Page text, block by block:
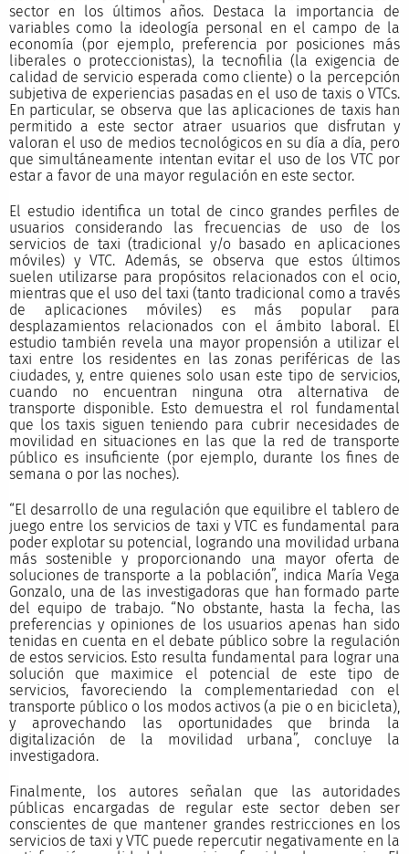
sector en los últimos años. Destaca la importancia de
variables como la ideología personal en el campo de la
economía (por ejemplo, preferencia por posiciones más
liberales o proteccionistas), la tecnofilia (la exigencia de
calidad de servicio esperada como cliente) o la percepción
subjetiva de experiencias pasadas en el uso de taxis o VTCs.
En particular, se observa que las aplicaciones de taxis han
permitido a este sector atraer usuarios que disfrutan y
valoran el uso de medios tecnológicos en su día a día, pero
que simultáneamente intentan evitar el uso de los VTC por
estar a favor de una mayor regulación en este sector.
El estudio identifica un total de cinco grandes perfiles de
usuarios considerando las frecuencias de uso de los
servicios de taxi (tradicional y/o basado en aplicaciones
móviles) y VTC. Además, se observa que estos últimos
suelen utilizarse para propósitos relacionados con el ocio,
mientras que el uso del taxi (tanto tradicional como a través
de aplicaciones móviles) es más popular para
desplazamientos relacionados con el ámbito laboral. El
estudio también revela una mayor propensión a utilizar el
taxi entre los residentes en las zonas periféricas de las
ciudades, y, entre quienes solo usan este tipo de servicios,
cuando no encuentran ninguna otra alternativa de
transporte disponible. Esto demuestra el rol fundamental
que los taxis siguen teniendo para cubrir necesidades de
movilidad en situaciones en las que la red de transporte
público es insuficiente (por ejemplo, durante los fines de
semana o por las noches).
“El desarrollo de una regulación que equilibre el tablero de
juego entre los servicios de taxi y VTC es fundamental para
poder explotar su potencial, logrando una movilidad urbana
más sostenible y proporcionando una mayor oferta de
soluciones de transporte a la población”, indica María Vega
Gonzalo, una de las investigadoras que han formado parte
del equipo de trabajo. “No obstante, hasta la fecha, las
preferencias y opiniones de los usuarios apenas han sido
tenidas en cuenta en el debate público sobre la regulación
de estos servicios. Esto resulta fundamental para lograr una
solución que maximice el potencial de este tipo de
servicios, favoreciendo la complementariedad con el
transporte público o los modos activos (a pie o en bicicleta),
y aprovechando las oportunidades que brinda la
digitalización de la movilidad urbana”, concluye la
investigadora.
Finalmente, los autores señalan que las autoridades
públicas encargadas de regular este sector deben ser
conscientes de que mantener grandes restricciones en los
servicios de taxi y VTC puede repercutir negativamente en la